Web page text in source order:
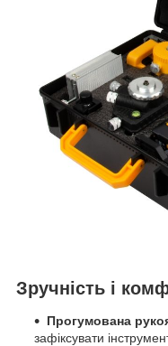
Зручність і
Прогумована
зафіксувати